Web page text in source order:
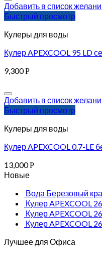
Добавить в список
Быстрый просмотр
Кулеры для воды
Кулер APEXCOOL 95 LD
9,300Р
Добавить в список
Быстрый просмотр
Кулеры для воды
Кулер APEXCOOL 0.7-LE
13,000Р
Новые
Вода Березовый
Кулер APEXCOOL
Кулер APEXCOOL
Кулер APEXCOOL
Лучшее для Офиса